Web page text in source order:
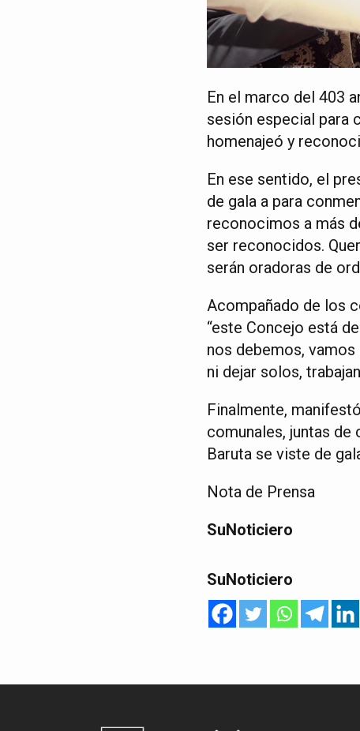
En el marco del 403
sesión especial para
homenajeó y
En ese sentido, el
de gala a para
reconocimos a más
ser reconocidos.
serán oradoras de
Acompañado de los
“este Concejo está
nos debemos,
ni dejar solos,
Finalmente,
comunales, juntas
Baruta se viste de
Nota de Prensa
SuNoticiero
SuNoticiero